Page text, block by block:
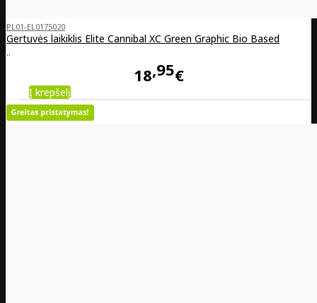
PL01-EL0175020
Gertuvės laikiklis Elite Cannibal XC Green Graphic Bio Based
..
18 95€
Į krepšelį